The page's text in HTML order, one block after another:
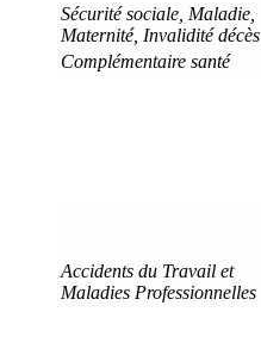
Sécurité sociale, Maladie,
Maternité, Invalidité décès
Complémentaire santé
Accidents du Travail et
Maladies Professionnelles